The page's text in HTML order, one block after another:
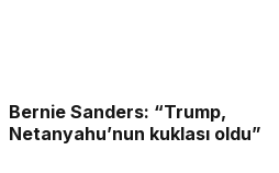
Bernie Sanders: “Trump,
Netanyahu’nun kuklası oldu”